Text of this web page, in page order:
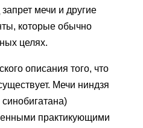
мечи и другие
которые обычно
целях.
описания того, что
Мечи ниндзя
практикующими